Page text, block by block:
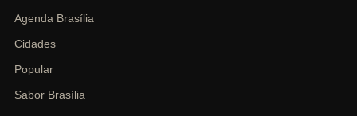
Agenda Brasília
Cidades
Popular
Sabor Brasília